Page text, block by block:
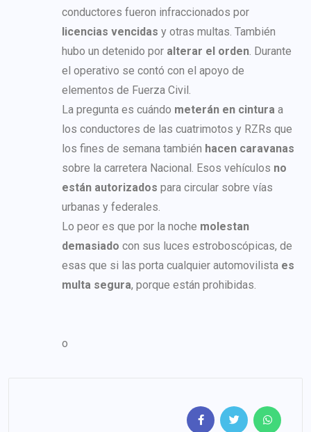
conductores fueron infraccionados por
licencias vencidas y otras multas. También
hubo un detenido por alterar el orden . Durante
el operativo se contó con el apoyo de
elementos de Fuerza Civil.
La pregunta es cuándo meterán en cintura a
los conductores de las cuatrimotos y RZRs que
los fines de semana también hacen caravanas
sobre la carretera Nacional. Esos vehículos no
están autorizados para circular sobre vías
urbanas y federales.
Lo peor es que por la noche molestan
demasiado con sus luces estroboscópicas, de
esas que si las porta cualquier automovilista es
multa segura, porque están prohibidas.
o